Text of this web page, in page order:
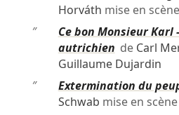
Horváth mise en scène
″
Ce bon Monsieur Karl
autrichien de Carl
Guillaume Dujardin
″
Extermination du
Schwab mise en scène